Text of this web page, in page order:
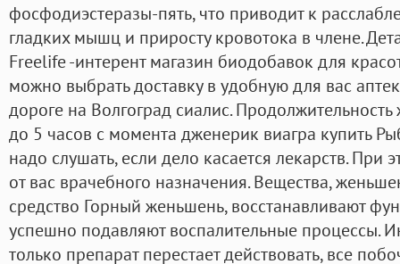
фосфодиэстеразы-пять, что приводит к
гладких мышц и приросту кровотока в члене.
Freelife -интерент магазин биодобавок для
можно выбрать доставку в удобную для вас
дороге на Волгоград сиалис. Продолжительность
до 5 часов с момента дженерик виагра купить
надо слушать, если дело касается лекарств. При
от вас врачебного назначения. Вещества,
средство Горный женьшень, восстанавливают
успешно подавляют воспалительные процессы.
только препарат перестает действовать, все